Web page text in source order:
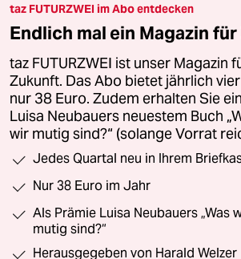
taz FUTURZWEI im Abo entdecken
Endlich mal ein Magazin
taz FUTURZWEI ist unser Magazin
Zukunft. Das Abo bietet jährlich
nur 38 Euro. Zudem erhalten Sie
Luisa Neubauers neuestem Buch
wir mutig sind?“ (solange Vorrat
Jedes Quartal neu in Ihrem
Nur 38 Euro im Jahr
Als Prämie Luisa Neubauers „Was
mutig sind?“
Herausgegeben von Harald Welzer